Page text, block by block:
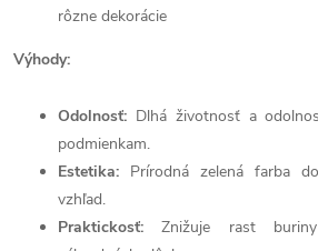
rôzne dekorácie
Výhody:
Odolnosť: Dlhá životnosť a
podmienkam.
Estetika: Prírodná zelená farba
vzhľad.
Praktickosť: Znižuje rast